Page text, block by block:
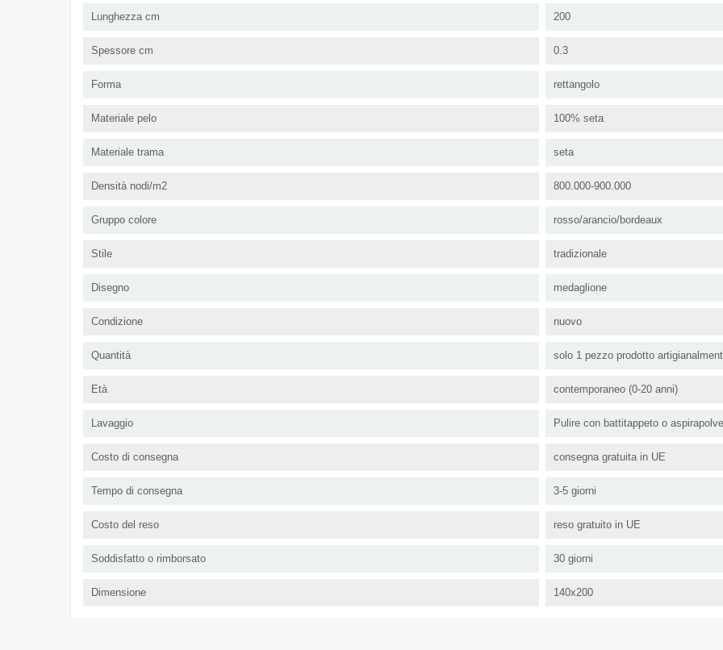
Lunghezza cm 200
Spessore cm 0.3
Forma rettangolo
Materiale pelo 100% seta
Materiale trama seta
Densità nodi/m2 800.000-900.000
Gruppo colore rosso/arancio/bordeaux
Stile tradizionale
Disegno medaglione
Condizione nuovo
Quantità solo 1 pezzo prodotto
Età contemporaneo (0-20 anni)
Lavaggio Pulire con battitappeto o
Costo di consegna consegna gratuita in UE
Tempo di consegna 3-5 giorni
Costo del reso reso gratuito in UE
Soddisfatto o rimborsato 30 giorni
Dimensione 140x200